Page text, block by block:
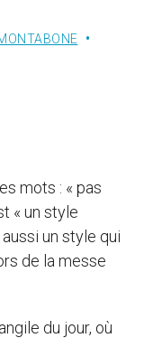
mots : « pas
« un style
aussi un style qui
de la messe
du jour, où